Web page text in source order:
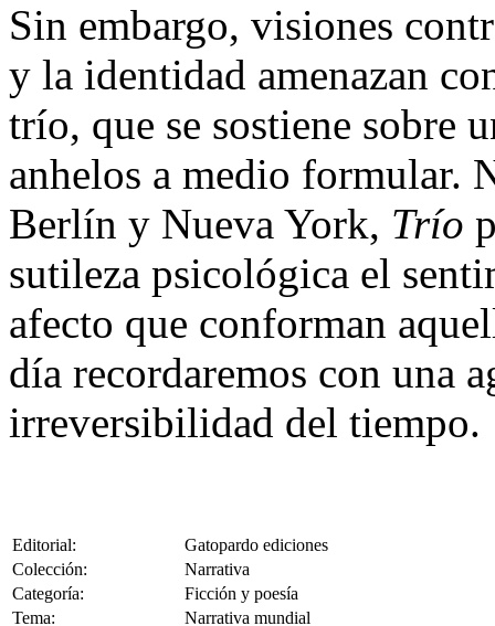
Sin embargo, visiones
y la identidad amenazan
trío, que se sostiene sobre
anhelos a medio formular.
Berlín y Nueva York, Trío
sutileza psicológica el
afecto que conforman
día recordaremos con una
irreversibilidad del tiempo.
Editorial:
Gatopardo ediciones
Colección:
Narrativa
Categoría:
Ficción y poesía
Tema:
Narrativa mundial